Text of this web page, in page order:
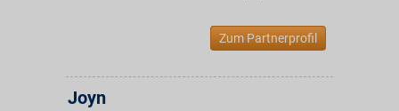
Zum Partnerprofil
Joyn